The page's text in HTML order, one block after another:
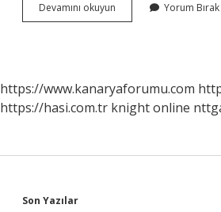
Devamını okuyun
Bir
Yorum Bırak
https://www.kanaryaforumu.com
https://hasi.com.tr knight online
Son Yazılar